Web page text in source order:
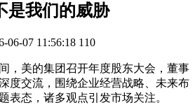
是我们的威胁
06-07 11:56:18 110
，美的集团召开年度股东大会，董事
度交流，围绕企业经营战略、未来布
表态，诸多观点引发市场关注。